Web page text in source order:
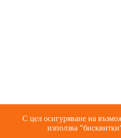
С цел осигуряване на
използва